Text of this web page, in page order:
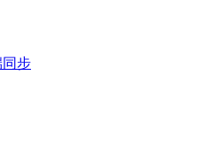
同步